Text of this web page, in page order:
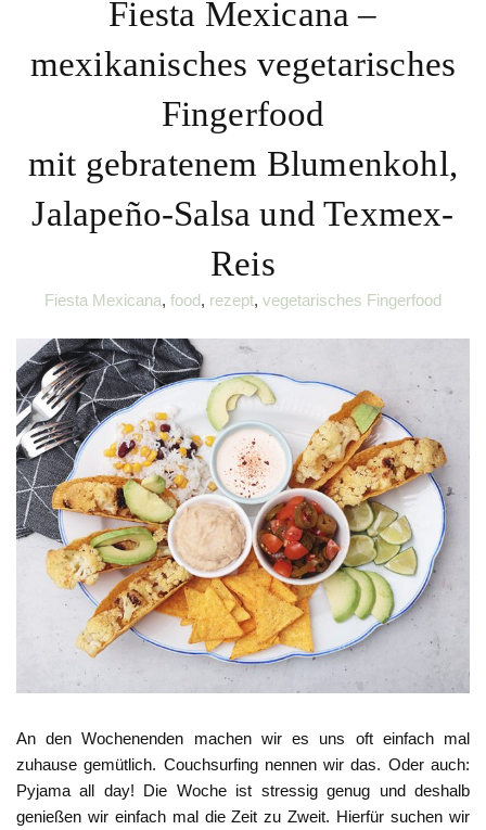
Fiesta Mexicana –
mexikanisches vegetarisches
Fingerfood
mit gebratenem Blumenkohl,
Jalapeño-Salsa und Texmex-
Reis
Fiesta Mexicana, food, rezept, vegetarisches Fingerfood
An den Wochenenden machen wir es uns oft einfach mal
zuhause gemütlich. Couchsurfing nennen wir das. Oder auch:
Pyjama all day! Die Woche ist stressig genug und deshalb
genießen wir einfach mal die Zeit zu Zweit. Hierfür suchen wir